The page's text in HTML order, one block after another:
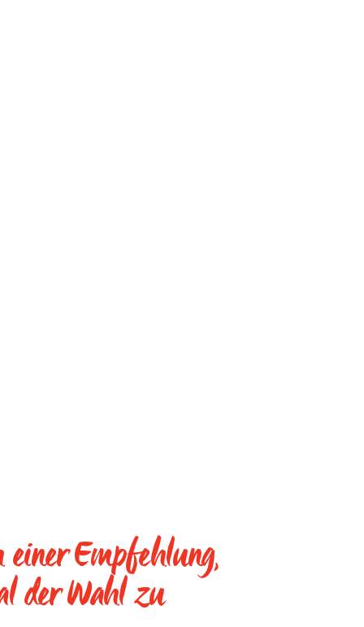
Empfehlung,
der Wahl zu